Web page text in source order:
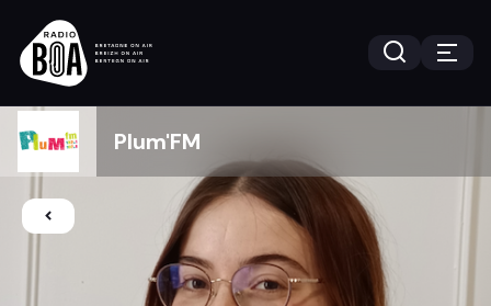
Plum'FM